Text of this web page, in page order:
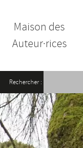
Maison des
Auteur·rices
Rechercher :